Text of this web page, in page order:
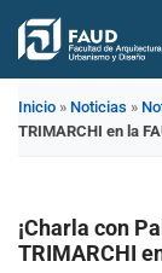
Saltar
contenido
Inicio » Noticias »
TRIMARCHI en la
¡Charla con
TRIMARCHI